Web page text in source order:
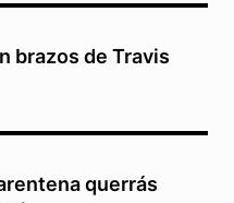
brazos de Travis
querrás